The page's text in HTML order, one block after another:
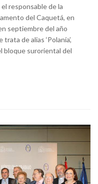
responsable de la
del Caquetá, en
septiembre del año
de alias ‘Polanía’,
bloque suroriental del